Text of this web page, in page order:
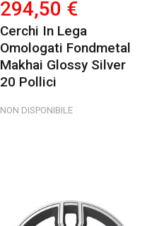
294,50 €
Cerchi In Lega
Omologati Fondmetal
Makhai Glossy Silver
20 Pollici
NON DISPONIBILE